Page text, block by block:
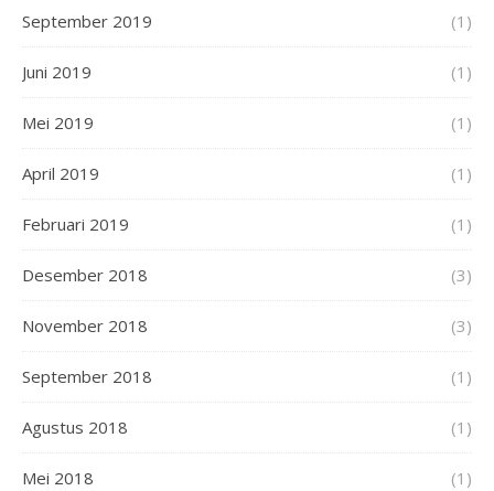
September 2019 (1)
Juni 2019 (1)
Mei 2019 (1)
April 2019 (1)
Februari 2019 (1)
Desember 2018 (3)
November 2018 (3)
September 2018 (1)
Agustus 2018 (1)
Mei 2018 (1)